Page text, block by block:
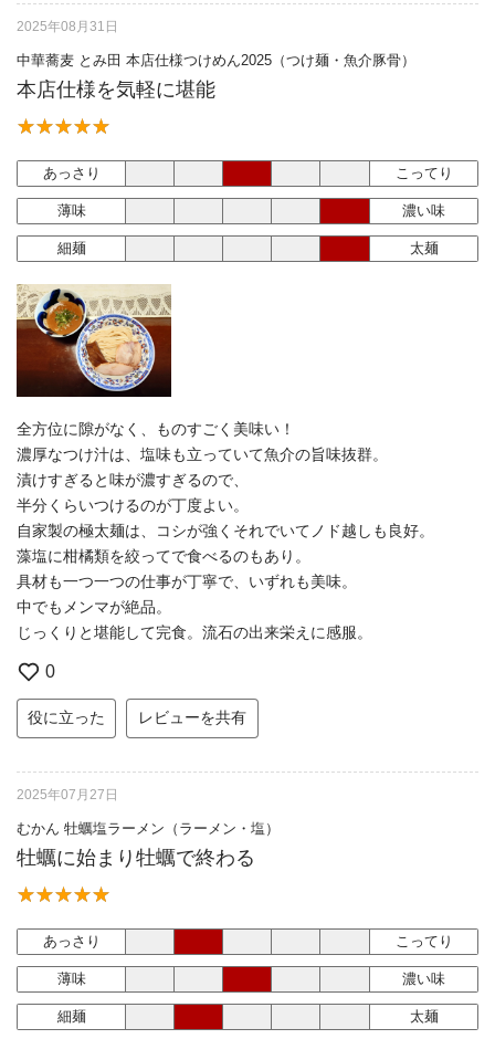
2025年08月31日
中華蕎麦 とみ田 本店仕様つけめん2025（つけ麺・魚介豚骨）
本店仕様を気軽に堪能
あっさり こってり
薄味 濃い味
細麺 太麺
全方位に隙がなく、ものすごく美味い！
濃厚なつけ汁は、塩味も立っていて魚介の旨味抜群。
漬けすぎると味が濃すぎるので、
半分くらいつけるのが丁度よい。
自家製の極太麺は、コシが強くそれでいてノド越しも良好。
藻塩に柑橘類を絞ってで食べるのもあり。
具材も一つ一つの仕事が丁寧で、いずれも美味。
中でもメンマが絶品。
じっくりと堪能して完食。流石の出来栄えに感服。
0
役に立った レビューを共有
2025年07月27日
むかん 牡蠣塩ラーメン（ラーメン・塩）
牡蠣に始まり牡蠣で終わる
あっさり こってり
薄味 濃い味
細麺 太麺